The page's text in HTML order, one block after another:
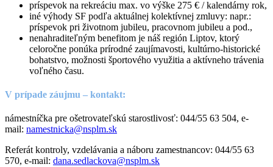
príspevok na rekreáciu max. vo výške 275 € / kalendárny rok,
iné výhody SF podľa aktuálnej kolektívnej zmluvy: napr.:
príspevok pri životnom jubileu, pracovnom jubileu a pod.,
nenahraditeľným benefitom je náš región Liptov, ktorý
celoročne ponúka prírodné zaujímavosti, kultúrno-historické
bohatstvo, možnosti športového využitia a aktívneho trávenia
voľného času.
V prípade záujmu – kontakt:
námestníčka pre ošetrovateľskú starostlivosť: 044/55 63 504, e-
mail: namestnicka@nsplm.sk
Referát kontroly, vzdelávania a náboru zamestnancov: 044/55 63
570, e-mail: dana.sedlackova@nsplm.sk